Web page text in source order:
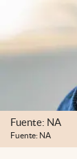
Fuente: NA
Fuente: NA